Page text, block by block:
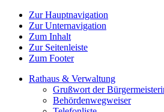
Zur Hauptnavigation
Zur Unternavigation
Zum Inhalt
Zur Seitenleiste
Zum Footer
Rathaus & Verwaltung
Grußwort der
Behördenwegweiser